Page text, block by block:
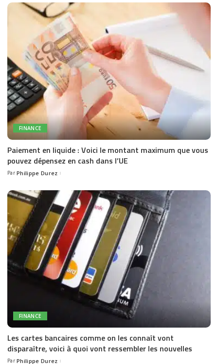
FINANCE
Paiement en liquide : Voici le montant maximum que vous
pouvez dépensez en cash dans l’UE
Posted
Par Philippe Durez
FINANCE
Les cartes bancaires comme on les connaît vont
disparaître, voici à quoi vont ressembler les nouvelles
Par Philippe Durez